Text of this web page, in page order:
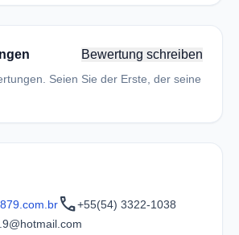
Bewertung schreiben
Seien Sie der Erste, der seine
call+55(54) 3322-1038